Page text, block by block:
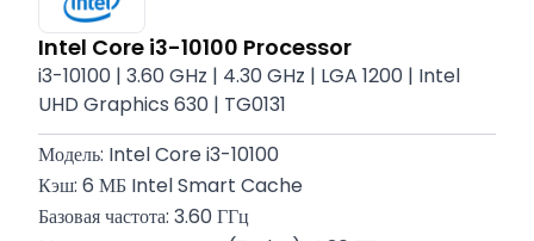
Intel Core i3-10100 Processor
i3-10100 | 3.60 GHz | 4.30 GHz | LGA 1200 | Intel
UHD Graphics 630 | TG0131
Модель: Intel Core i3-10100
Кэш: 6 МБ Intel Smart Cache
Базовая частота: 3.60 ГГц